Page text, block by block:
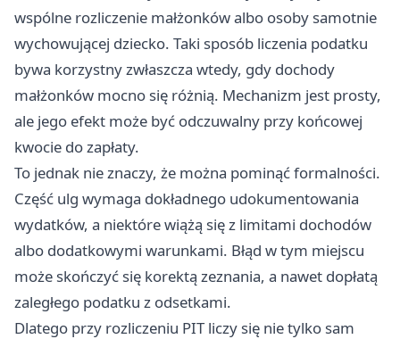
wspólne rozliczenie małżonków albo osoby samotnie
wychowującej dziecko. Taki sposób liczenia podatku
bywa korzystny zwłaszcza wtedy, gdy dochody
małżonków mocno się różnią. Mechanizm jest prosty,
ale jego efekt może być odczuwalny przy końcowej
kwocie do zapłaty.
To jednak nie znaczy, że można pominąć formalności.
Część ulg wymaga dokładnego udokumentowania
wydatków, a niektóre wiążą się z limitami dochodów
albo dodatkowymi warunkami. Błąd w tym miejscu
może skończyć się korektą zeznania, a nawet dopłatą
zaległego podatku z odsetkami.
Dlatego przy rozliczeniu PIT liczy się nie tylko sam